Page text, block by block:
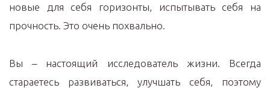
новые для себя горизонты, испытывать себя на
прочность. Это очень похвально.
Вы – настоящий исследователь жизни. Всегда
стараетесь развиваться, улучшать себя, поэтому